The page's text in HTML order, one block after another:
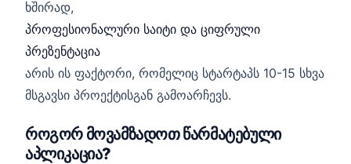
ხშირად,
პროფესიონალური საიტი და ციფრული
პრეზენტაცია
არის ის ფაქტორი, რომელიც სტარტაპს 10-15 სხვა
მსგავსი პროექტისგან გამოარჩევს.
როგორ მოვამზადოთ წარმატებული
აპლიკაცია?